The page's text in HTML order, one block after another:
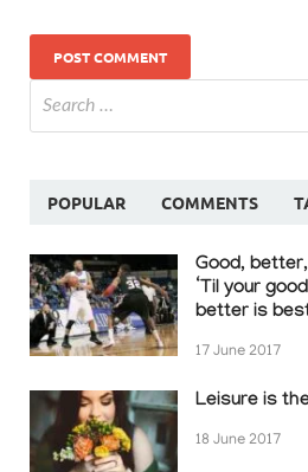
POPULAR COMMENTS
Good,
‘Til your
better is
17 June 2017
Leisure is
18 June 2017